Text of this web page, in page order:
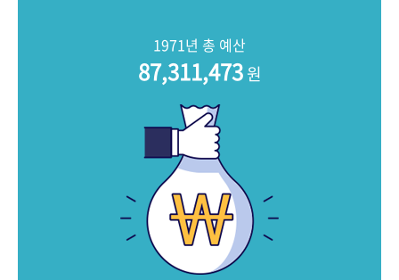
1971년 총 예산
87,311,473원